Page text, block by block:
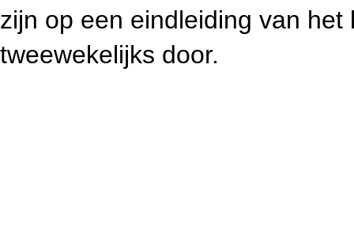
zijn op een eindleiding van
tweewekelijks door.